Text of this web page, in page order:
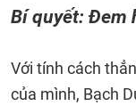
Bí quyết: Đem
Với tính cách
của mình, Bạch